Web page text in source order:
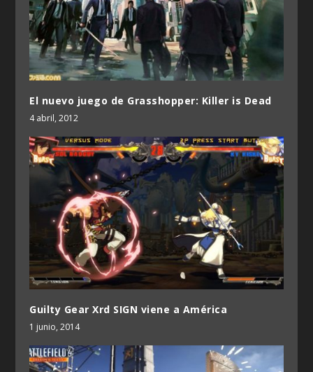
El nuevo juego de Grasshopper: Killer is Dead
4 abril, 2012
Guilty Gear Xrd SIGN viene a América
1 junio, 2014